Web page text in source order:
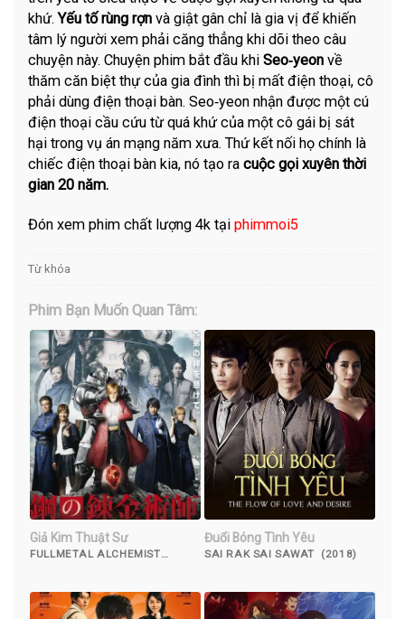
khứ.Yếu tố rùng rợn và giật gân chỉ là gia vị để khiến
tâm lý người xem phải căng thẳng khi dõi theo câu
chuyện này. Chuyện phim bắt đầu khiSeo‑yeon về
thăm căn biệt thự của gia đình thì bị mất điện thoại, cô
phải dùng điện thoại bàn. Seo‑yeon nhận được một cú
điện thoại cầu cứu từ quá khứ của một cô gái bị sát
hại trong vụ án mạng năm xưa. Thứ kết nối họ chính là
chiếc điện thoại bàn kia, nó tạo racuộc gọi xuyên thời
gian 20 năm.
Đón xem phim chất lượng 4k tạiphimmoi5
Từ khóa
Phim Bạn Muốn Quan Tâm:
Giả Kim Thuật Sư
FULLMETAL ALCHEMIST
Đuổi Bóng Tình Yêu
SAI RAK SAI SAWAT (2018)